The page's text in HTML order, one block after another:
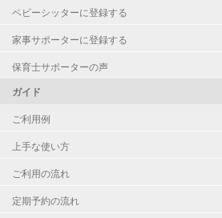
ベビーシッターに登録する
家事サポーターに登録する
保育士サポーターの声
ガイド
ご利用例
上手な使い方
ご利用の流れ
定期予約の流れ